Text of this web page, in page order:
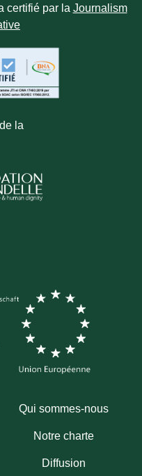
certifié par la Journalism
la
Qui sommes-nous
Notre charte
Diffusion